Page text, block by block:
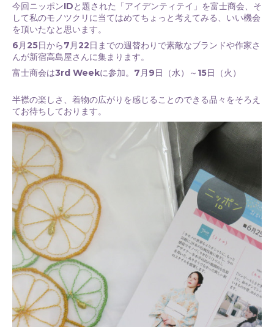
今回ニッポンIDと題された「アイデンティテイ」を富士商会、そ
して私のモノツクリに当てはめてちょっと考えてみる、いい機会
を頂いたなと思います。
6月25日から7月22日までの週替わりで素敵なブランドや作家さ
んが新宿高島屋さんに集まります。
富士商会は3rd Weekに参加。7月9日（水）～15日（火）
半襟の楽しさ、着物の広がりを感じることのできる品々をそろえ
てお待ちしております。